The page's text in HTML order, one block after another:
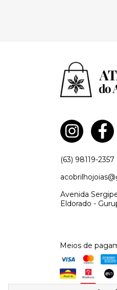
(63) 98119-2357
Avenida
Eldorado -
Meios de